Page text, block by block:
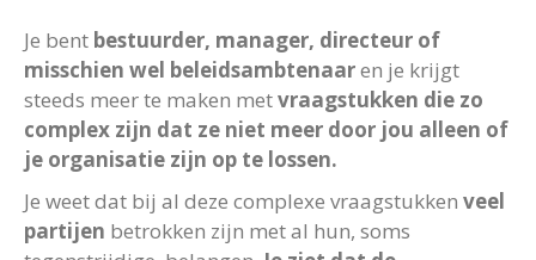
Je bent bestuurder, manager, directeur of
misschien wel beleidsambtenaaren je krijgt
steeds meer te maken metvraagstukken die zo
complex zijn dat ze niet meer door jou alleen of
je organisatie zijn op te lossen.
Je weet dat bij al deze complexe vraagstukken veel
partijen betrokken zijn met al hun, soms